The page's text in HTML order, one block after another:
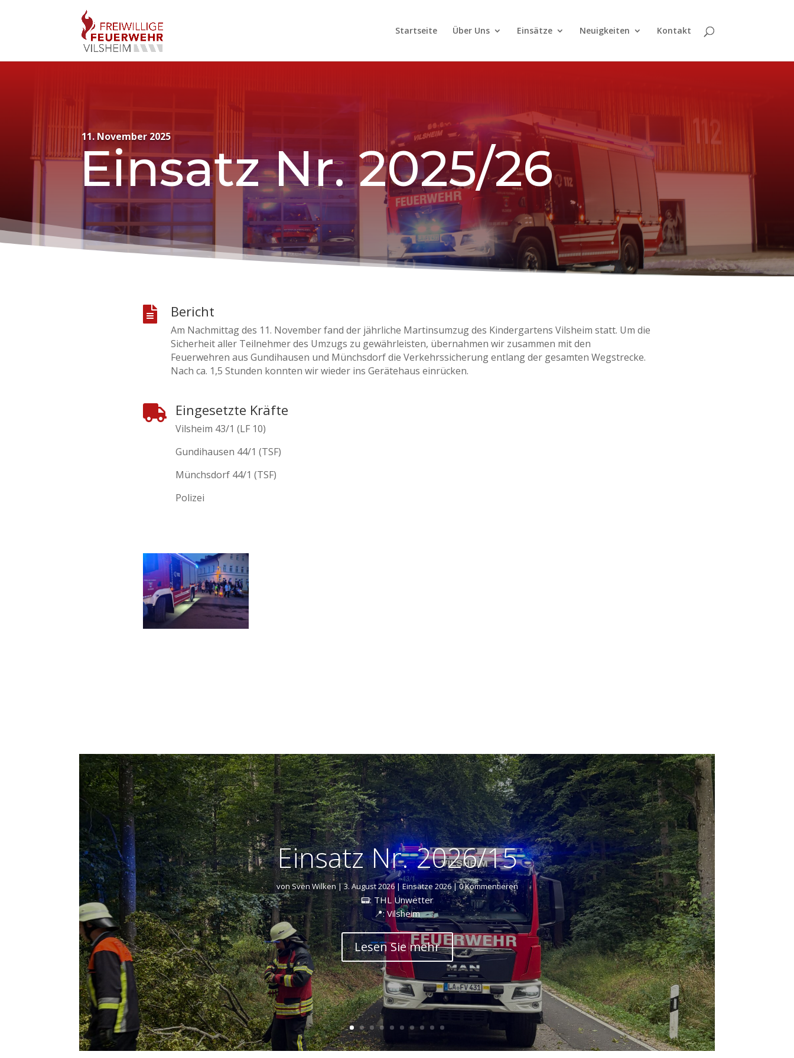
Startseite Über Uns Einsätze Neuigkeiten Kontakt
11. November 2025
Einsatz Nr. 2025/26
 Bericht
Am Nachmittag des 11. November fand der jährliche Martinsumzug des Kindergartens Vilsheim statt. Um die
Sicherheit aller Teilnehmer des Umzugs zu gewährleisten, übernahmen wir zusammen mit den
Feuerwehren aus Gundihausen und Münchsdorf die Verkehrssicherung entlang der gesamten Wegstrecke.
Nach ca. 1,5 Stunden konnten wir wieder ins Gerätehaus einrücken.
 Eingesetzte Kräfte
Vilsheim 43/1 (LF 10)
Gundihausen 44/1 (TSF)
Münchsdorf 44/1 (TSF)
Polizei
Einsatz Nr. 2026/15
von Sven Wilken|3. August 2026|Einsätze 2026| 0 Kommentieren
📟: THL Unwetter
📍: Vilsheim
Lesen Sie mehr